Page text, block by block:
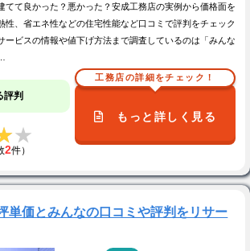
てて良かった？悪かった？安成工務店の実例から価格面を
性、省エネ性などの住宅性能など口コミで評判をチェック
ービスの情報や値下げ方法まで調査しているのは「みんな
評判
2件）
工務店の詳細をチェック！
もっと詳しく見る
単価とみんなの口コミや評判をリサー